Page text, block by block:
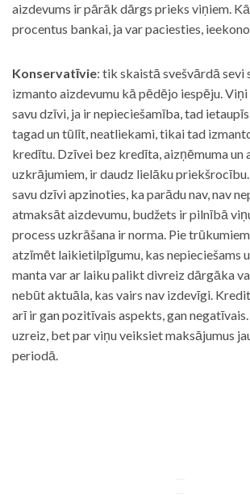
aizdevums ir pārāk dārgs prieks viņiem.
procentus bankai, ja var paciesties,
Konservatīvie: tik skaistā svešvārdā sevi
izmanto aizdevumu kā pēdējo iespēju.
savu dzīvi, ja ir nepieciešamība, tad
tagad un tūlīt, neatliekami, tikai tad
kredītu. Dzīvei bez kredīta, aizņēmuma un
uzkrājumiem, ir daudz lielāku
savu dzīvi apzinoties, ka parādu nav, nav
atmaksāt aizdevumu, budžets ir pilnībā
process uzkrāšana ir norma. Pie
atzīmēt laikietilpīgumu, kas nepieciešams
manta var ar laiku palikt divreiz dārgāka
nebūt aktuāla, kas vairs nav izdevīgi.
arī ir gan pozitīvais aspekts, gan
uzreiz, bet par viņu veiksiet maksājumus
periodā.